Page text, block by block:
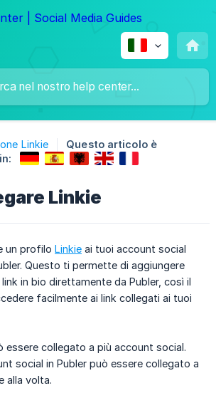
Linkie
Questo articolo è
Linkie
un profilo Linkie ai tuoi account social
Questo ti permette di aggiungere
in bio direttamente da Publer, così il
facilmente ai link collegati ai tuoi
essere collegato a più account social.
social in Publer può essere collegato a
alla volta.